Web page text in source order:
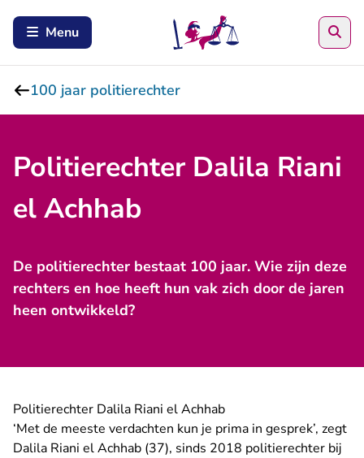
Menu
100 jaar politierechter
Politierechter Dalila Riani
el Achhab
De politierechter bestaat 100 jaar. Wie zijn deze
rechters en hoe heeft hun vak zich door de jaren
heen ontwikkeld?
Politierechter Dalila Riani el Achhab
‘Met de meeste verdachten kun je prima in gesprek’, zegt
Dalila Riani el Achhab (37), sinds 2018 politierechter bij